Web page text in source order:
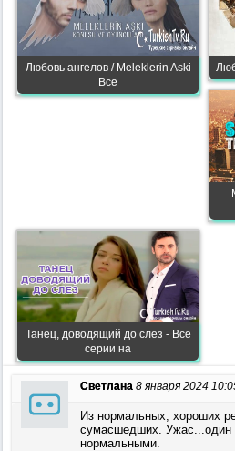
Любовь ангелов / Meleklerin Aski
Все
Танец, доводящий до слез - Все
серии на
Светлана 8 января 2024
Из нормальных, хороших
сумасшедших.
нормальными.